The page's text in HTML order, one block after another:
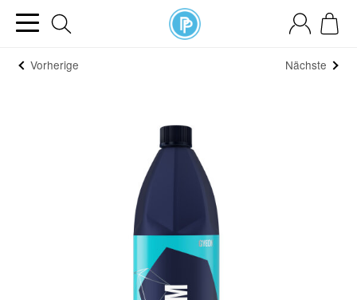
Vorherige Nächste